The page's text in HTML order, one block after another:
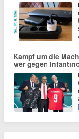
Kampf um die
wer gegen